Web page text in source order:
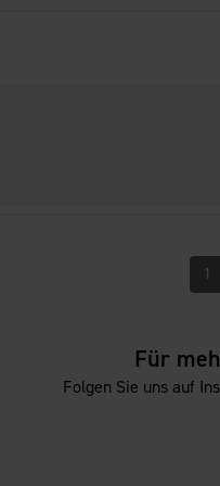
1
Für
Folgen Sie uns auf